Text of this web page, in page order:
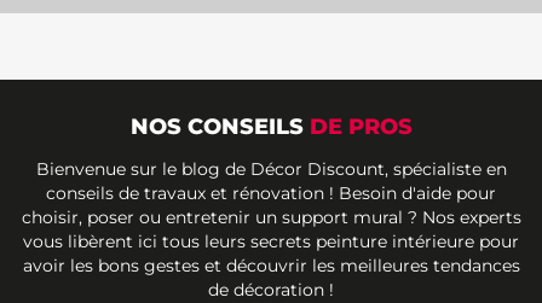
NOS CONSEILS DE PROS
Bienvenue sur le blog de Décor Discount, spécialiste en
conseils de travaux et rénovation ! Besoin d'aide pour
choisir, poser ou entretenir un support mural ? Nos experts
vous libèrent ici tous leurs secrets peinture intérieure pour
avoir les bons gestes et découvrir les meilleures tendances
de décoration !